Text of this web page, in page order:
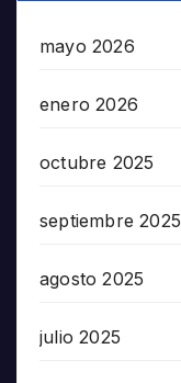
mayo 2026
enero 2026
octubre 2025
septiembre 2025
agosto 2025
julio 2025